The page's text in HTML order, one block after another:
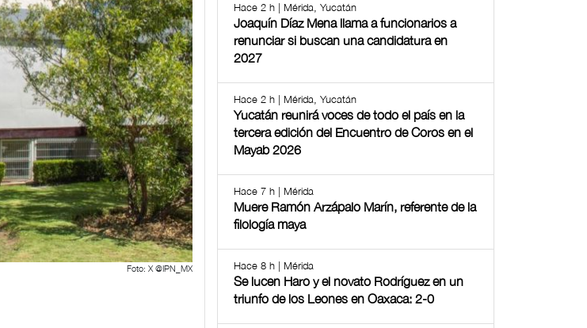
Foto: X @IPN_MX
Hace 2 h | Mérida, Yucatán
Joaquín Díaz Mena llama a funcionarios a
renunciar si buscan una candidatura en
2027
Hace 2 h | Mérida, Yucatán
Yucatán reunirá voces de todo el país en la
tercera edición del Encuentro de Coros en el
Mayab 2026
Hace 7 h | Mérida
Muere Ramón Arzápalo Marín, referente de la
filología maya
Hace 8 h | Mérida
Se lucen Haro y el novato Rodríguez en un
triunfo de los Leones en Oaxaca: 2-0